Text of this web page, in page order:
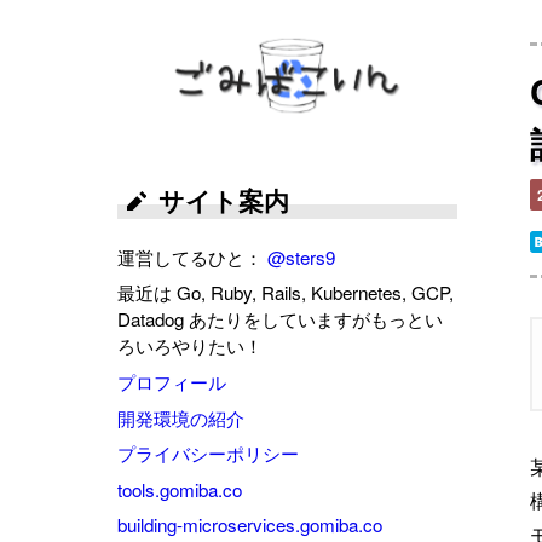
ごみばこいん
サイト案内
運営してるひと：@sters9
最近は Go, Ruby, Rails, Kubernetes, GCP,
Datadog あたりをしていますがもっとい
ろいろやりたい！
プロフィール
開発環境の紹介
プライバシーポリシー
tools.gomiba.co
building-microservices.gomiba.co